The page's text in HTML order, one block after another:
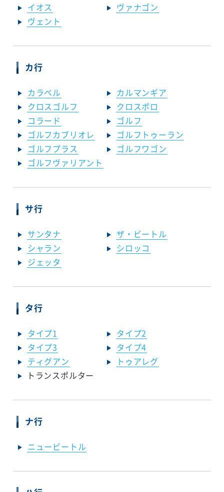
イオス
ヴァナゴン
ヴェント
カ行
カラベル
カルマンギア
クロスゴルフ
クロスポロ
コラード
ゴルフ
ゴルフカブリオレ
ゴルフトゥーラン
ゴルフプラス
ゴルフワゴン
ゴルフヴァリアント
サ行
サンタナ
ザ・ビートル
シャラン
シロッコ
ジェッタ
タ行
タイプ1
タイプ2
タイプ3
タイプ4
ティグアン
トゥアレグ
トランスポルター
ナ行
ニュービートル